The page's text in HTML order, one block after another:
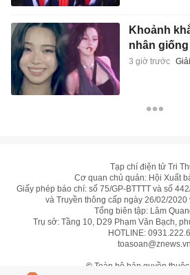
Khoảnh
nhân giống
3 giờ trước
Tạp chí điện tử Tri
Cơ quan chủ quản: Hội Xuất
Giấy phép báo chí: số 75/GP-BTTTT và số
và Truyền thông cấp ngày 26/02/2020
Tổng biên tập: Lâm
Trụ sở: Tầng 10, D29 Phạm Văn Bạch,
HOTLINE:
toasoan@znews.vn
© Toàn bộ bản quyền